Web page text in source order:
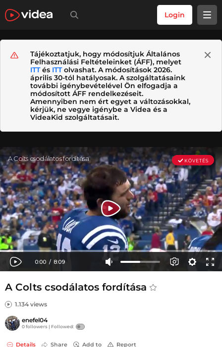
Login
Tájékoztatjuk, hogy módosítjuk Általános
Felhasználási Feltételeinket (ÁFF), melyet
ITTés ITTolvashat. A módosítások 2026.
április 30-tól hatályosak. A szolgáltatásaink
további igénybevételével Ön elfogadja a
módosított ÁFF rendelkezéseit.
Amennyiben nem ért egyet a változásokkal,
kérjük, ne vegye igénybe a Videa és a
VideaKid szolgáltatásait.
A Colts csodálatos fordítása
1.134 views
enefel04
0 followers | Followed:
Details Share Add to Report